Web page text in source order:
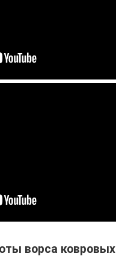
ворса ковровых